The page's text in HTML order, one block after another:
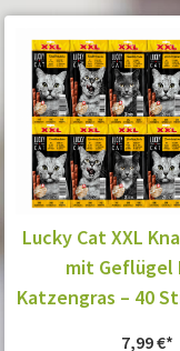
Lucky Cat XXL
mit Geflügel
Katzengras – 40
7,99€